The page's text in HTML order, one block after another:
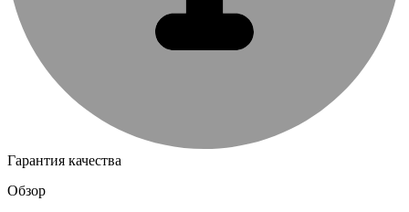
Гарантия качества
Обзор